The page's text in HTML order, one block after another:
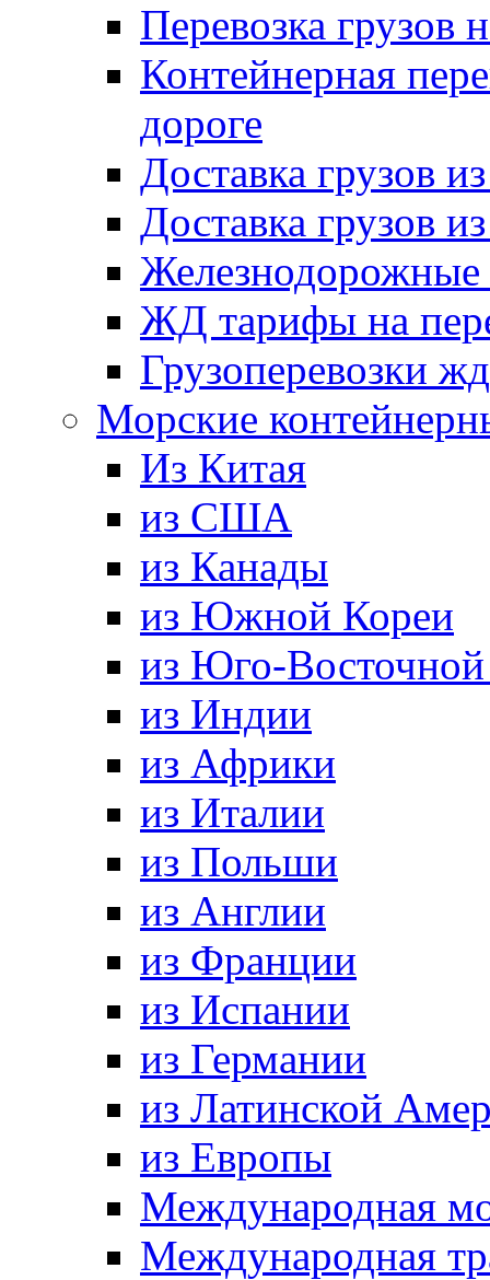
Перевозка грузов
Контейнерная
дороге
Доставка грузов
Доставка грузов
Железнодорожные
ЖД тарифы на
Грузоперевозки
Морские
Из Китая
из США
из Канады
из Южной Кореи
из Юго-
из Индии
из Африки
из Италии
из Польши
из Англии
из Франции
из Испании
из Германии
из Латинской
из Европы
Международная
Международная